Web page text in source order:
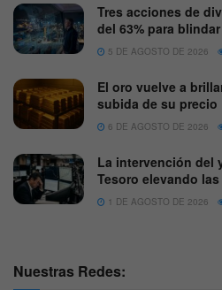
Tres acciones de
del 63% para
5 DE AGOSTO DE 2026
El oro vuelve a
subida de su precio
6 DE AGOSTO DE 2026
La intervención del
Tesoro elevando
1 DE AGOSTO DE 2026
Nuestras Redes: